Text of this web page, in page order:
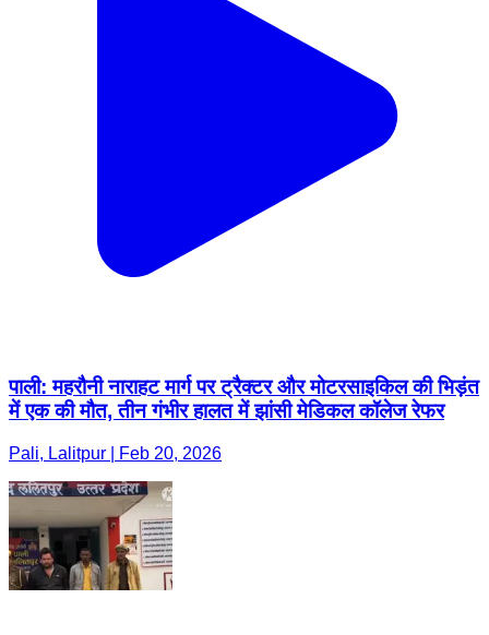
पाली: महरौनी नाराहट मार्ग पर ट्रैक्टर और मोटरसाइकिल की भिड़ंत
में एक की मौत, तीन गंभीर हालत में झांसी मेडिकल कॉलेज रेफर
Pali, Lalitpur | Feb 20, 2026